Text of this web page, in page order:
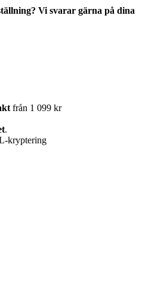
Vi svarar gärna på dina
från 1 099 kr
.
kryptering